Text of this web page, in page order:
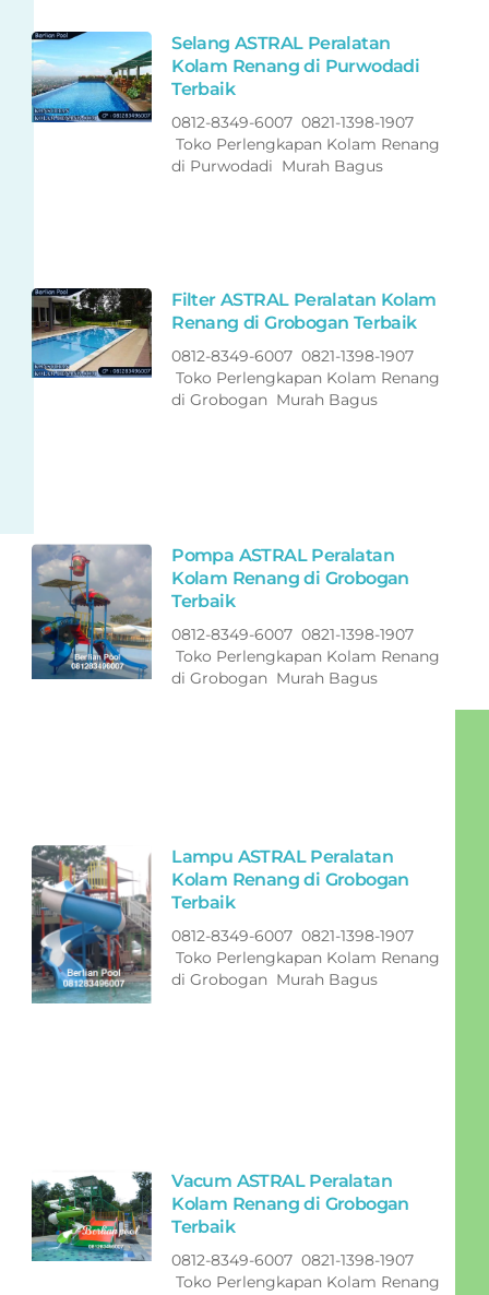
Selang ASTRAL Peralatan
Kolam Renang di Purwodadi
Terbaik
0812-8349-6007 0821-1398-1907
Toko Perlengkapan Kolam Renang
di Purwodadi Murah Bagus
Filter ASTRAL Peralatan Kolam
Renang di Grobogan Terbaik
0812-8349-6007 0821-1398-1907
Toko Perlengkapan Kolam Renang
di Grobogan Murah Bagus
Pompa ASTRAL Peralatan
Kolam Renang di Grobogan
Terbaik
0812-8349-6007 0821-1398-1907
Toko Perlengkapan Kolam Renang
di Grobogan Murah Bagus
Lampu ASTRAL Peralatan
Kolam Renang di Grobogan
Terbaik
0812-8349-6007 0821-1398-1907
Toko Perlengkapan Kolam Renang
di Grobogan Murah Bagus
Vacum ASTRAL Peralatan
Kolam Renang di Grobogan
Terbaik
0812-8349-6007 0821-1398-1907
Toko Perlengkapan Kolam Renang